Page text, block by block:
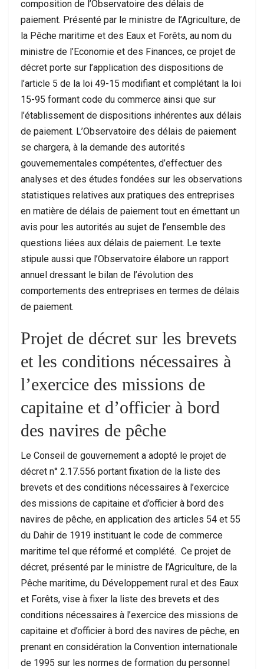
composition de l’Observatoire des délais de
paiement. Présenté par le ministre de l’Agriculture, de
la Pêche maritime et des Eaux et Forêts, au nom du
ministre de l’Economie et des Finances, ce projet de
décret porte sur l’application des dispositions de
l’article 5 de la loi 49-15 modifiant et complétant la loi
15-95 formant code du commerce ainsi que sur
l’établissement de dispositions inhérentes aux délais
de paiement. L’Observatoire des délais de paiement
se chargera, à la demande des autorités
gouvernementales compétentes, d’effectuer des
analyses et des études fondées sur les observations
statistiques relatives aux pratiques des entreprises
en matière de délais de paiement tout en émettant un
avis pour les autorités au sujet de l’ensemble des
questions liées aux délais de paiement. Le texte
stipule aussi que l’Observatoire élabore un rapport
annuel dressant le bilan de l’évolution des
comportements des entreprises en termes de délais
de paiement.
Projet de décret sur les brevets
et les conditions nécessaires à
l’exercice des missions de
capitaine et d’officier à bord
des navires de pêche
Le Conseil de gouvernement a adopté le projet de
décret n° 2.17.556 portant fixation de la liste des
brevets et des conditions nécessaires à l’exercice
des missions de capitaine et d’officier à bord des
navires de pêche, en application des articles 54 et 55
du Dahir de 1919 instituant le code de commerce
maritime tel que réformé et complété. Ce projet de
décret, présenté par le ministre de l’Agriculture, de la
Pêche maritime, du Développement rural et des Eaux
et Forêts, vise à fixer la liste des brevets et des
conditions nécessaires à l’exercice des missions de
capitaine et d’officier à bord des navires de pêche, en
prenant en considération la Convention internationale
de 1995 sur les normes de formation du personnel